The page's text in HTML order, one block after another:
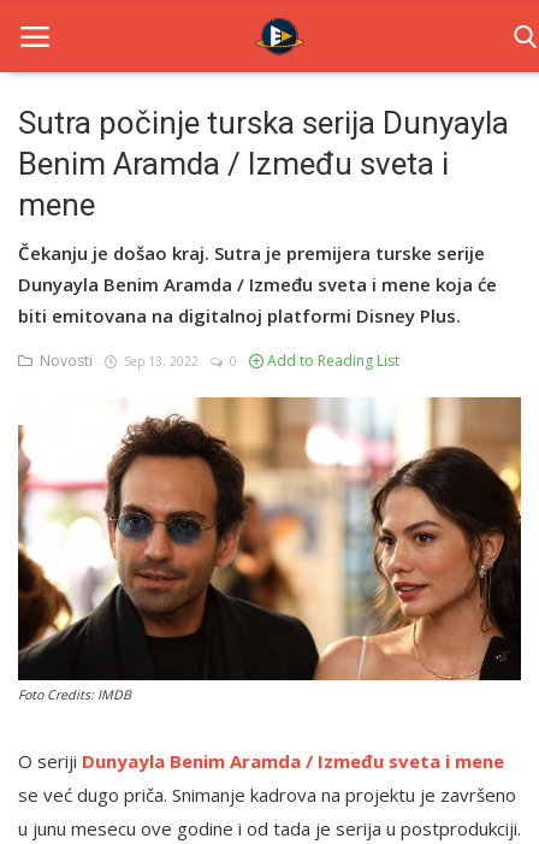
Home
Novosti
TV Serije
Filmovi
Contact
Login
Register
English
Sutra počinje turska serija Dunyayla
Benim Aramda / Između sveta i
mene
Čekanju je došao kraj. Sutra je premijera turske serije
Dunyayla Benim Aramda / Između sveta i mene koja će
biti emitovana na digitalnoj platformi Disney Plus.
Novosti Sep 13, 2022 0 Add to Reading List
Foto Credits: IMDB
O seriji Dunyayla Benim Aramda / Između sveta i mene
se već dugo priča. Snimanje kadrova na projektu je završeno
u junu mesecu ove godine i od tada je serija u postprodukciji.